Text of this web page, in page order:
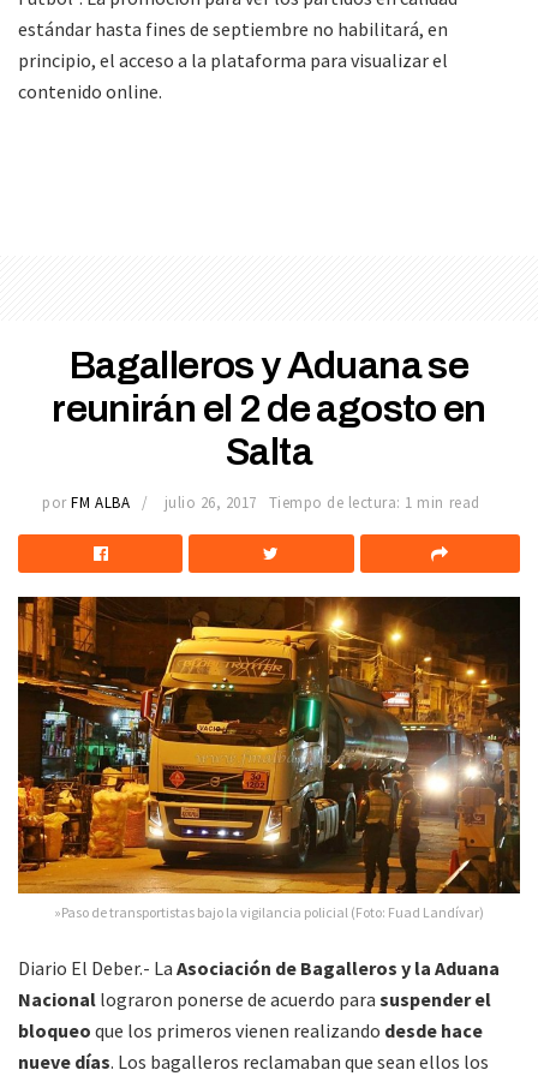
estándar hasta fines de septiembre no habilitará, en
principio, el acceso a la plataforma para visualizar el
contenido online.
Bagalleros y Aduana se
reunirán el 2 de agosto en
Salta
por FM ALBA julio 26, 2017 Tiempo de lectura: 1 min read
»Paso de transportistas bajo la vigilancia policial (Foto: Fuad Landívar)
Diario El Deber.- La Asociación de Bagalleros y la Aduana
Nacional lograron ponerse de acuerdo para suspender el
bloqueo que los primeros vienen realizando desde hace
nueve días. Los bagalleros reclamaban que sean ellos los